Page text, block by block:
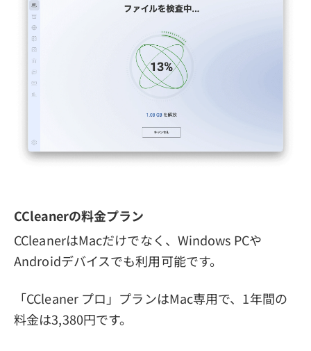
CCleanerの料金プラン
CCleanerはMacだけでなく、Windows PCや
Androidデバイスでも利用可能です。
「CCleaner プロ」プランはMac専用で、1年間の
料金は3,380円です。